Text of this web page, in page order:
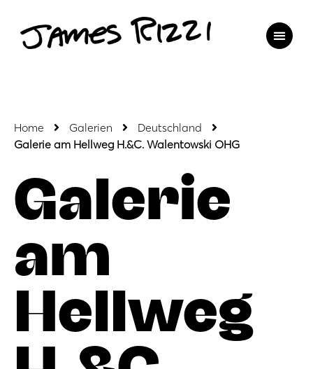
Home Galerien
Deutschland
Galerie am Hellweg H.&C. Walentowski OHG
Galerie
am
Hellweg